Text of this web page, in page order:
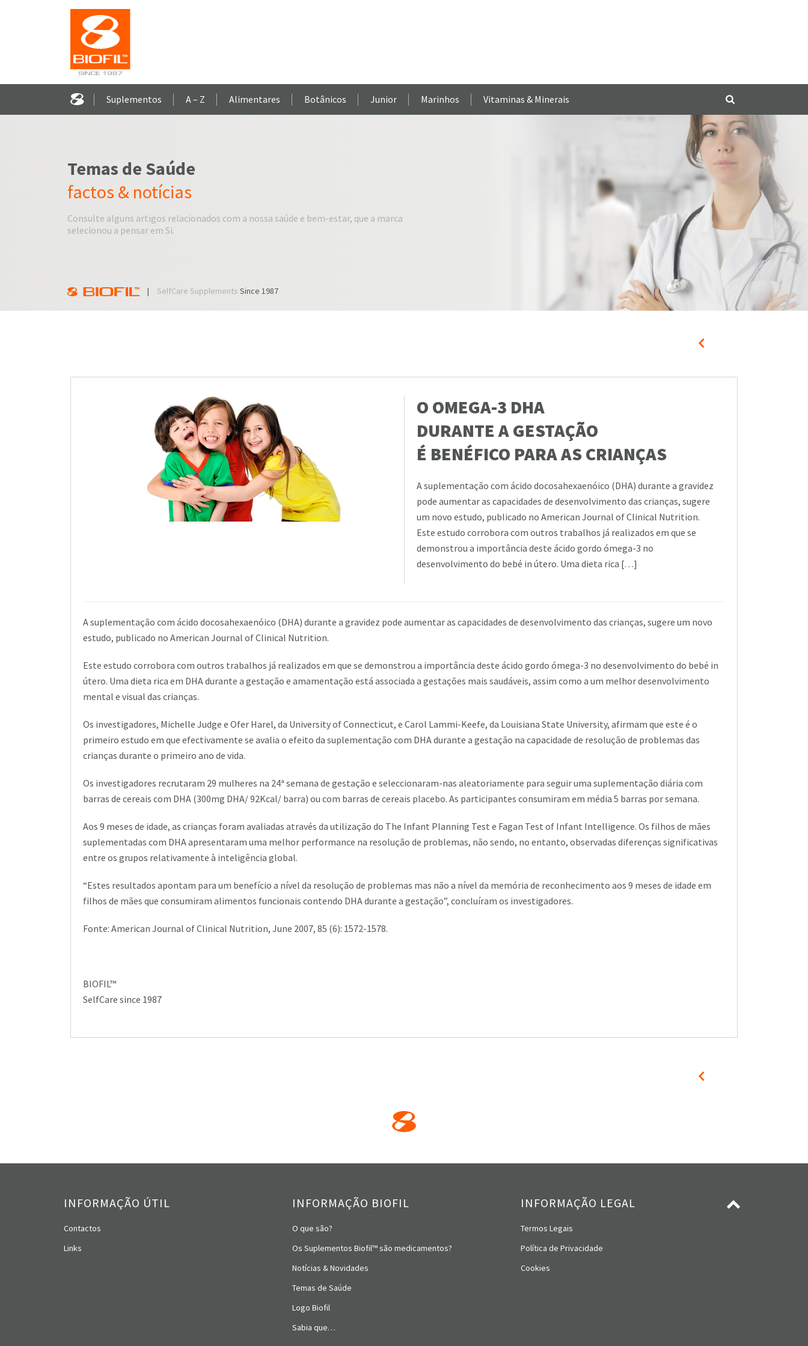
Suplementos A – Z Alimentares Botânicos Junior Marinhos Vitaminas & Minerais
Temas de Saúde
factos & notícias
Consulte alguns artigos relacionados com a nossa saúde e bem-estar, que a marca
selecionou a pensar em Si.
| SelfCare Supplements Since 1987
O OMEGA-3 DHA
DURANTE A GESTAÇÃO
É BENÉFICO PARA AS CRIANÇAS
A suplementação com ácido docosahexaenóico (DHA) durante a gravidez
pode aumentar as capacidades de desenvolvimento das crianças, sugere
um novo estudo, publicado no American Journal of Clinical Nutrition.
Este estudo corrobora com outros trabalhos já realizados em que se
demonstrou a importância deste ácido gordo ómega-3 no
desenvolvimento do bebé in útero. Uma dieta rica […]
A suplementação com ácido docosahexaenóico (DHA) durante a gravidez pode aumentar as capacidades de desenvolvimento das crianças, sugere um novo
estudo, publicado no American Journal of Clinical Nutrition.
Este estudo corrobora com outros trabalhos já realizados em que se demonstrou a importância deste ácido gordo ómega-3 no desenvolvimento do bebé in
útero. Uma dieta rica em DHA durante a gestação e amamentação está associada a gestações mais saudáveis, assim como a um melhor desenvolvimento
mental e visual das crianças.
Os investigadores, Michelle Judge e Ofer Harel, da University of Connecticut, e Carol Lammi-Keefe, da Louisiana State University, afirmam que este é o
primeiro estudo em que efectivamente se avalia o efeito da suplementação com DHA durante a gestação na capacidade de resolução de problemas das
crianças durante o primeiro ano de vida.
Os investigadores recrutaram 29 mulheres na 24ª semana de gestação e seleccionaram-nas aleatoriamente para seguir uma suplementação diária com
barras de cereais com DHA (300mg DHA/ 92Kcal/ barra) ou com barras de cereais placebo. As participantes consumiram em média 5 barras por semana.
Aos 9 meses de idade, as crianças foram avaliadas através da utilização do The Infant Planning Test e Fagan Test of Infant Intelligence. Os filhos de mães
suplementadas com DHA apresentaram uma melhor performance na resolução de problemas, não sendo, no entanto, observadas diferenças significativas
entre os grupos relativamente à inteligência global.
“Estes resultados apontam para um benefício a nível da resolução de problemas mas não a nível da memória de reconhecimento aos 9 meses de idade em
filhos de mães que consumiram alimentos funcionais contendo DHA durante a gestação”, concluíram os investigadores.
Fonte: American Journal of Clinical Nutrition, June 2007, 85 (6): 1572-1578.
BIOFIL™
SelfCare since 1987
INFORMAÇÃO ÚTIL
Contactos
Links
INFORMAÇÃO BIOFIL
O que são?
Os Suplementos Biofil™ são medicamentos?
Notícias & Novidades
Temas de Saúde
Logo Biofil
Sabia que…
INFORMAÇÃO LEGAL
Termos Legais
Política de Privacidade
Cookies